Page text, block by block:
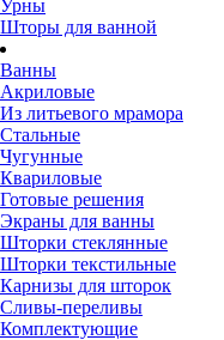
Урны
Шторы для ванной
Ванны
Акриловые
Из литьевого мрамора
Стальные
Чугунные
Квариловые
Готовые решения
Экраны для ванны
Шторки стеклянные
Шторки текстильные
Карнизы для шторок
Сливы-переливы
Комплектующие